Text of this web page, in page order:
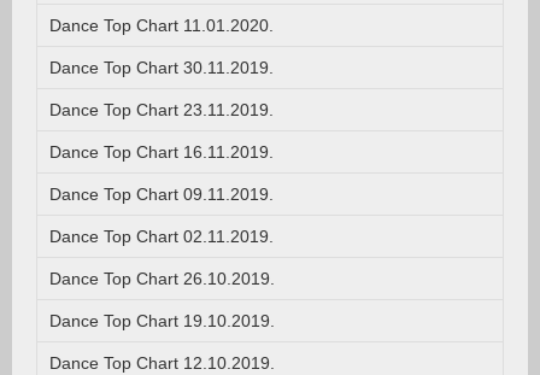
Dance Top Chart 11.01.2020.
Dance Top Chart 30.11.2019.
Dance Top Chart 23.11.2019.
Dance Top Chart 16.11.2019.
Dance Top Chart 09.11.2019.
Dance Top Chart 02.11.2019.
Dance Top Chart 26.10.2019.
Dance Top Chart 19.10.2019.
Dance Top Chart 12.10.2019.